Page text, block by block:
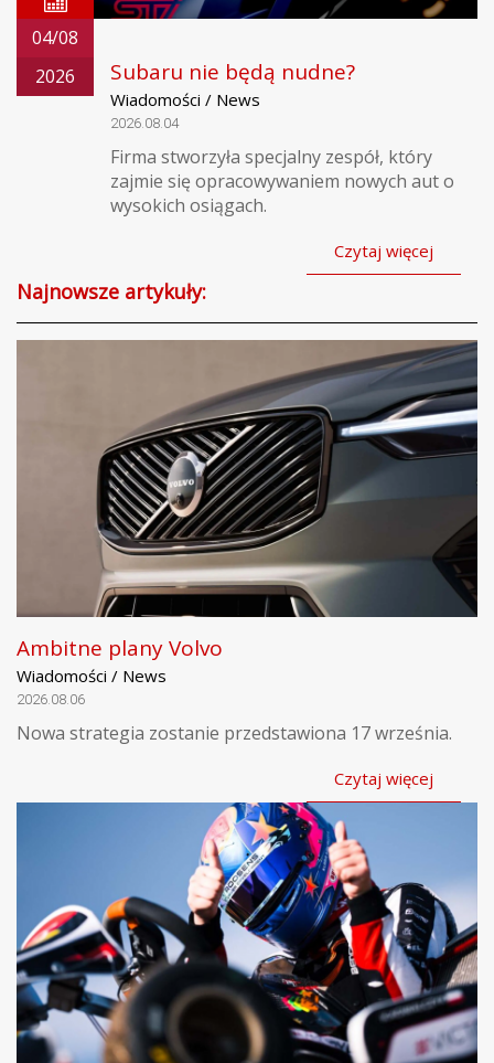
04/08
2026
Subaru nie będą nudne?
Wiadomości / News
2026.08.04
Firma stworzyła specjalny zespół, który
zajmie się opracowywaniem nowych aut o
wysokich osiągach.
Czytaj więcej
Najnowsze artykuły:
Ambitne plany Volvo
Wiadomości / News
2026.08.06
Nowa strategia zostanie przedstawiona 17 września.
Czytaj więcej